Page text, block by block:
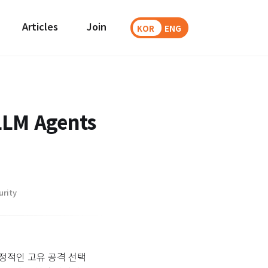
Articles Join KOR ENG
Agents
적인 고유 공격 선택